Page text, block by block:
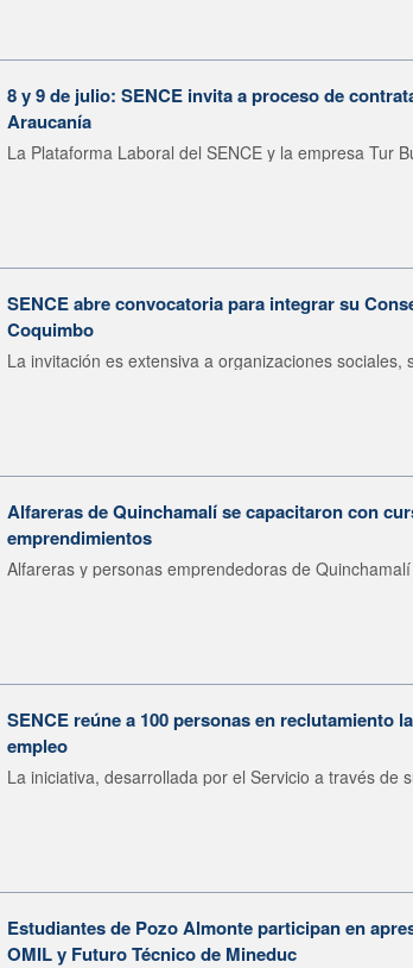
8 y 9 de julio: SENCE invita a proceso de
Araucanía
La Plataforma Laboral del SENCE y la empresa Tur
SENCE abre convocatoria para integrar su
Coquimbo
La invitación es extensiva a organizaciones sociales,
Alfareras de Quinchamalí se capacitaron con
emprendimientos
Alfareras y personas emprendedoras de
SENCE reúne a 100 personas en reclutamiento
empleo
La iniciativa, desarrollada por el Servicio a través de
Estudiantes de Pozo Almonte participan en
OMIL y Futuro Técnico de Mineduc